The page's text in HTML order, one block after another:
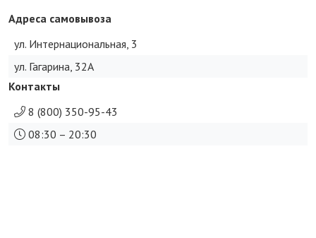
Адреса самовывоза
ул. Интернациональная, 3
ул. Гагарина, 32А
Контакты
8 (800) 350-95-43
08:30 – 20:30